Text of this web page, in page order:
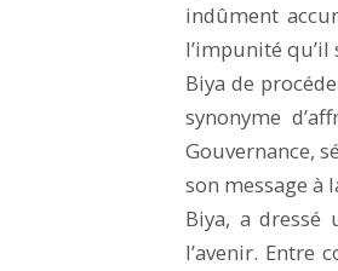
indûment
l’impunité
Biya de
synonyme
Gouvernance,
son message à
Biya, a
l’avenir. Entre